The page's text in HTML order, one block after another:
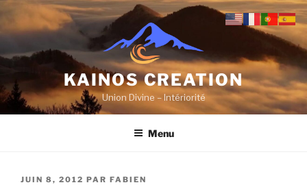
Aller
contenu
principal
KAINOS CREATION
Union Divine – Intériorité
Menu
PUBLIÉ
JUIN 8, 2012 PAR FABIEN